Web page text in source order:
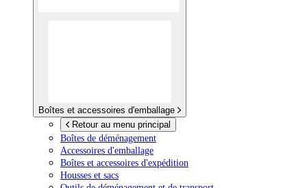
Boîtes et accessoires d'emballage
Retour au menu principal
Boîtes de déménagement
Accessoires d'emballage
Boîtes et accessoires d'expédition
Housses et sacs